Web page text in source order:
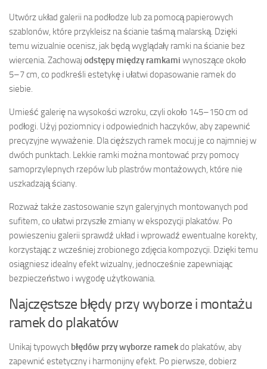
Utwórz układ galerii na podłodze lub za pomocą papierowych
szablonów, które przykleisz na ścianie taśmą malarską. Dzięki
temu wizualnie ocenisz, jak będą wyglądały ramki na ścianie bez
wiercenia. Zachowaj odstępy między ramkami wynoszące około
5–7 cm, co podkreśli estetykę i ułatwi dopasowanie ramek do
siebie.
Umieść galerię na wysokości wzroku, czyli około 145–150 cm od
podłogi. Użyj poziomnicy i odpowiednich haczyków, aby zapewnić
precyzyjne wyważenie. Dla cięższych ramek mocuj je co najmniej w
dwóch punktach. Lekkie ramki można montować przy pomocy
samoprzylepnych rzepów lub plastrów montażowych, które nie
uszkadzają ściany.
Rozważ także zastosowanie szyn galeryjnych montowanych pod
sufitem, co ułatwi przyszłe zmiany w ekspozycji plakatów. Po
powieszeniu galerii sprawdź układ i wprowadź ewentualne korekty,
korzystając z wcześniej zrobionego zdjęcia kompozycji. Dzięki temu
osiągniesz idealny efekt wizualny, jednocześnie zapewniając
bezpieczeństwo i wygodę użytkowania.
Najczęstsze błędy przy wyborze i montażu
ramek do plakatów
Unikaj typowych błędów przy wyborze ramekdo plakatów, aby
zapewnić estetyczny i harmonijny efekt. Po pierwsze, dobierz